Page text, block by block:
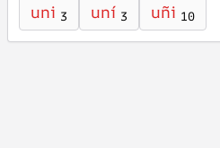
uni 3 uní 3 uñi 10